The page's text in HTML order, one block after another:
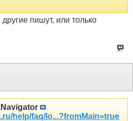
пишут, или только
help/faq/lo...?fromMain=true